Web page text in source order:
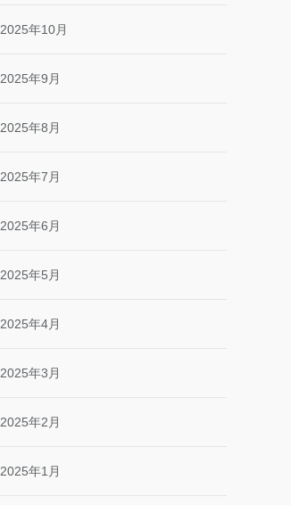
2025年10月
2025年9月
2025年8月
2025年7月
2025年6月
2025年5月
2025年4月
2025年3月
2025年2月
2025年1月